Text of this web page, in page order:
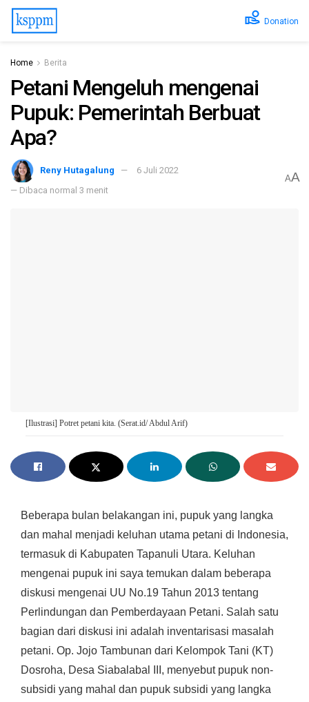
Donation
Home Berita
Petani Mengeluh mengenai
Pupuk: Pemerintah Berbuat
Apa?
Reny Hutagalung
6 Juli 2022
— Dibaca normal 3 menit
AA
[Ilustrasi] Potret petani kita. (Serat.id/ Abdul Arif)
Beberapa bulan belakangan ini, pupuk yang langka
dan mahal menjadi keluhan utama petani di Indonesia,
termasuk di Kabupaten Tapanuli Utara. Keluhan
mengenai pupuk ini saya temukan dalam beberapa
diskusi mengenai UU No.19 Tahun 2013 tentang
Perlindungan dan Pemberdayaan Petani. Salah satu
bagian dari diskusi ini adalah inventarisasi masalah
petani. Op. Jojo Tambunan dari Kelompok Tani (KT)
Dosroha, Desa Siabalabal III, menyebut pupuk non-
subsidi yang mahal dan pupuk subsidi yang langka